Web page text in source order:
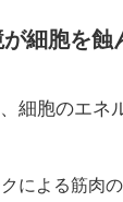
細胞を蝕
細胞のエネ
による筋肉